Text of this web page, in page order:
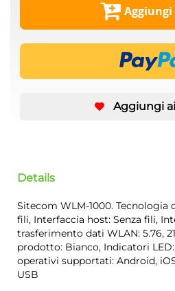
Aggiungi
Details
Sitecom WLM-1000. Tecnologia
fili, Interfaccia host: Senza fili,
trasferimento dati WLAN: 5.76,
prodotto: Bianco, Indicatori
operativi supportati: Android,
USB